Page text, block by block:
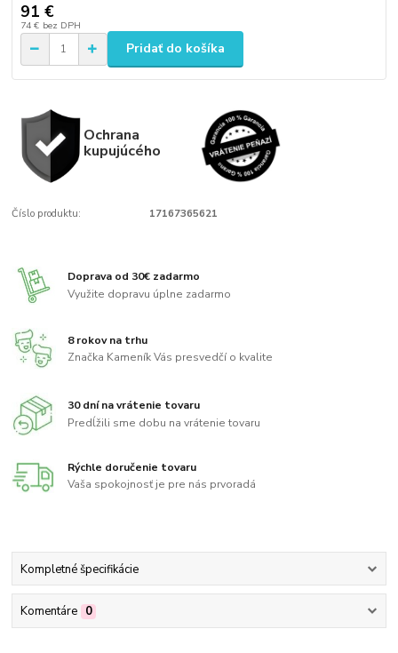
91 €
74 € bez DPH
Pridať do košíka
Ochrana
kupujúcého
Číslo produktu: 17167365621
Doprava od 30€ zadarmo
Využite dopravu úplne zadarmo
8 rokov na trhu
Značka Kameník Vás presvedčí o kvalite
30 dní na vrátenie tovaru
Predĺžili sme dobu na vrátenie tovaru
Rýchle doručenie tovaru
Vaša spokojnosť je pre nás prvoradá
Kompletné špecifikácie
Komentáre 0